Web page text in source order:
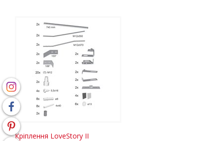
Кріплення LoveStory II